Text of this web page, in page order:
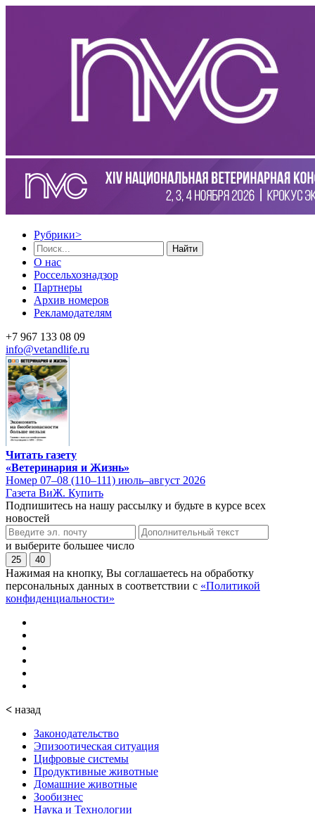
Рубрики>
Найти
О нас
Россельхознадзор
Партнеры
Архив номеров
Рекламодателям
+7 967 133 08 09
info@vetandlife.ru
Читать газету
«Ветеринария и Жизнь»
Номер 07–08 (110–111) июль–август 2026
Газета ВиЖ. Купить
Подпишитесь на нашу рассылку и будьте в курсе всех
новостей
и выберите большее число
25 40
Нажимая на кнопку, Вы соглашаетесь на обработку
персональных данных в соответствии с «Политикой
конфиденциальности»
< назад
Законодательство
Эпизоотическая ситуация
Цифровые системы
Продуктивные животные
Домашние животные
Зообизнес
Наука и Технологии